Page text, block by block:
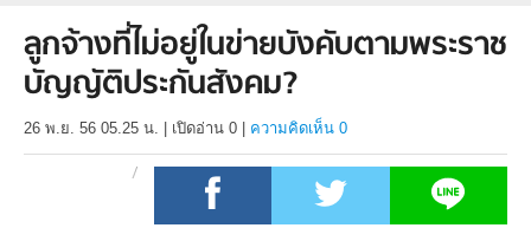
ลูกจ้างที่ไม่อยู่ในข่ายบังคับตามพระราช
บัญญัติประกันสังคม?
26 พ.ย. 56 05.25 น. เปิดอ่าน 0 ความคิดเห็น 0